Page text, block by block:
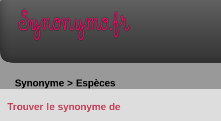
Synonyme > Espèces
Trouver le synonyme de